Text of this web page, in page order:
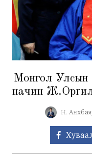
Монгол Улсын
начин
Н.